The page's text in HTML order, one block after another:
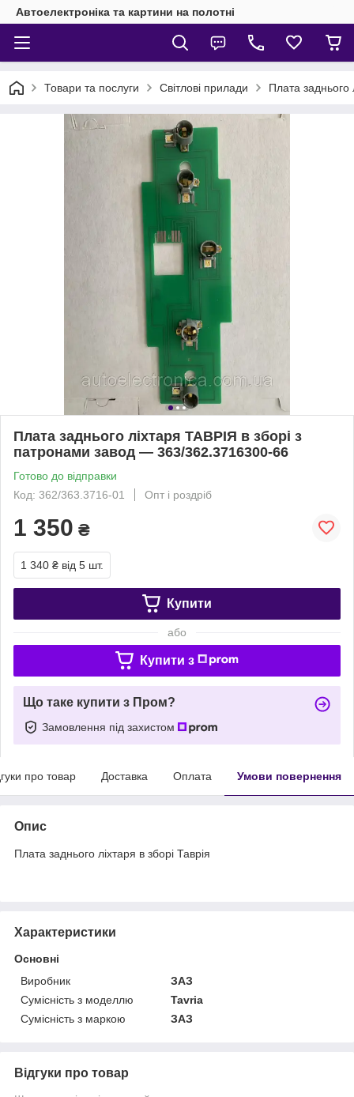
Автоелектроніка та картини на полотні
Товари та послуги Світлові прилади Плата
Плата заднього ліхтаря ТАВРІЯ в зборі з
патронами завод — 363/362.3716300-66
Готово до відправки
Код: 362/363.3716-01
Опт і роздріб
1 350 ₴
1 340 ₴ від 5 шт.
Купити
або
Купити з
Що таке купити з Пром?
Замовлення під захистом
про товар Доставка Оплата Умови повернення
Опис
Плата заднього ліхтаря в зборі Таврія
Характеристики
Основні
Виробник
ЗАЗ
Сумісність з моделлю
Tavria
Сумісність з маркою
ЗАЗ
Відгуки про товар